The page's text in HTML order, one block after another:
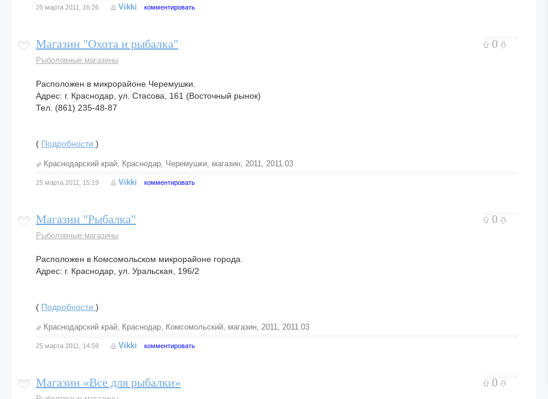
25 марта 2011, 16:26 Vikki комментировать
Магазин "Охота и рыбалка" 0
Рыболовные магазины
Расположен в микрорайоне Черемушки.
Адрес: г. Краснодар, ул. Стасова, 161 (Восточный рынок)
Тел. (861) 235-48-87
( Подробности )
Краснодарский край, Краснодар, Черемушки, магазин, 2011, 2011.03
25 марта 2011, 15:19 Vikki комментировать
Магазин "Рыбалка" 0
Рыболовные магазины
Расположен в Комсомольском микрорайоне города.
Адрес: г. Краснодар, ул. Уральская, 196/2
( Подробности )
Краснодарский край, Краснодар, Комсомольский, магазин, 2011, 2011.03
25 марта 2011, 14:59 Vikki комментировать
Магазин «Все для рыбалки» 0